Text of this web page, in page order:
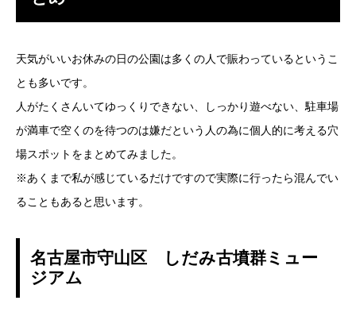
天気がいいお休みの日の公園は多くの人で賑わっているというこ
とも多いです。
人がたくさんいてゆっくりできない、しっかり遊べない、駐車場
が満車で空くのを待つのは嫌だという人の為に個人的に考える穴
場スポットをまとめてみました。
※あくまで私が感じているだけですので実際に行ったら混んでい
ることもあると思います。
名古屋市守山区 しだみ古墳群ミュー
ジアム